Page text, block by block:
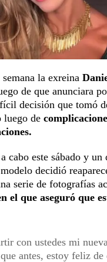
la exreina
de que anunciara
decisión que tomó
luego de
cabo este sábado y un
decidió
serie de fotografías
el que aseguró que
con ustedes mi
antes, estoy feliz de